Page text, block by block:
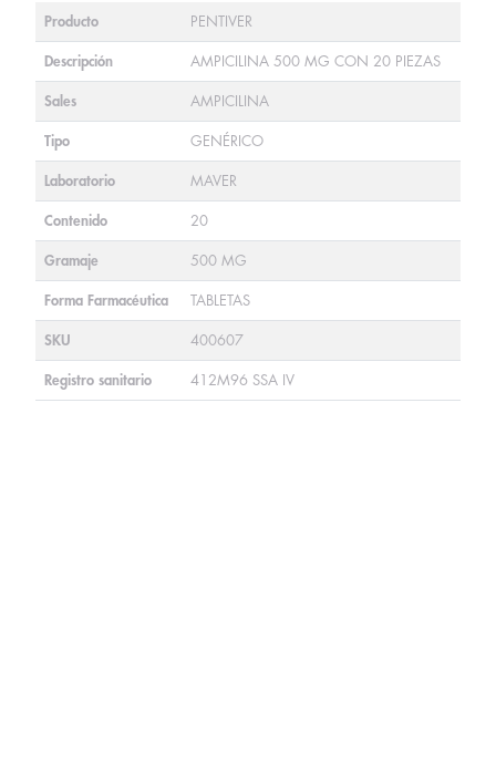
Producto PENTIVER
Descripción AMPICILINA 500 MG CON 20 PIEZAS
Sales AMPICILINA
Tipo GENÉRICO
Laboratorio MAVER
Contenido 20
Gramaje 500 MG
Forma Farmacéutica TABLETAS
SKU 400607
Registro sanitario 412M96 SSA IV